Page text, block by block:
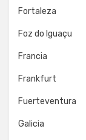
Fortaleza
Foz do Iguaçu
Francia
Frankfurt
Fuerteventura
Galicia